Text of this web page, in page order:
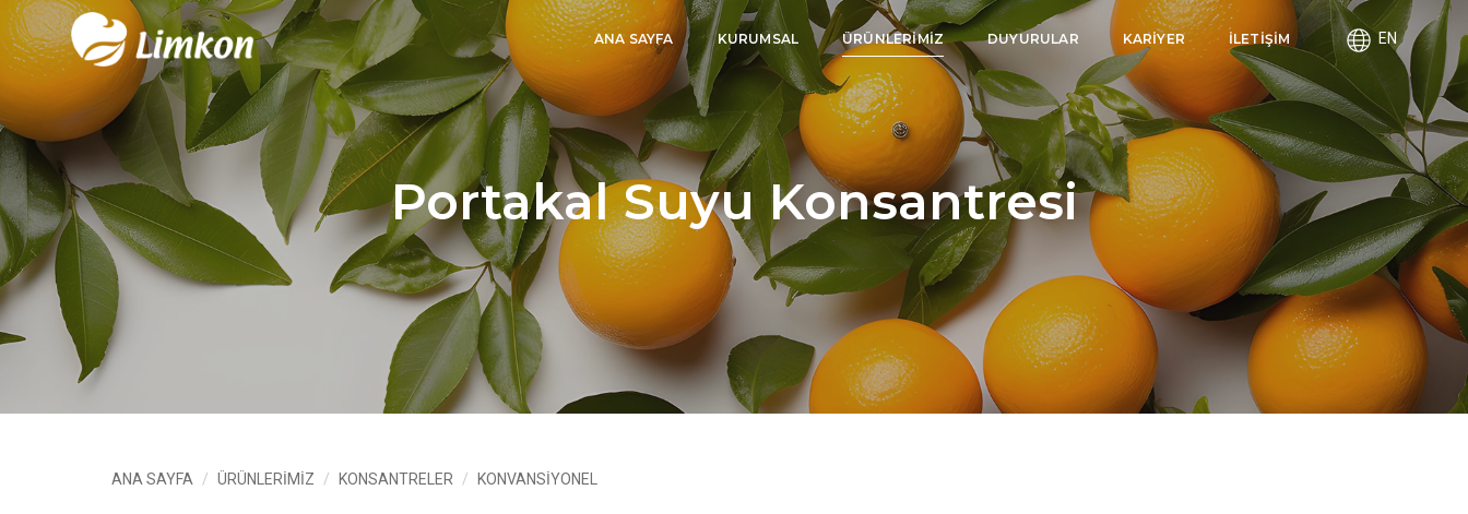
ANA SAYFA KURUMSAL ÜRÜNLERİMİZ DUYURULAR KARİYER İLETİŞİM EN
Portakal Suyu Konsantresi
ANA SAYFA ÜRÜNLERİMİZ KONSANTRELER KONVANSIYONEL